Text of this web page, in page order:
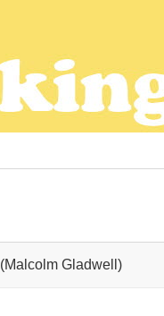
(Malcolm Gladwell)